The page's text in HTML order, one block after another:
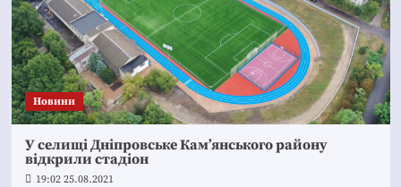
Новини
У селищі Дніпровське Кам’янського району
відкрили стадіон
19:02 25.08.2021